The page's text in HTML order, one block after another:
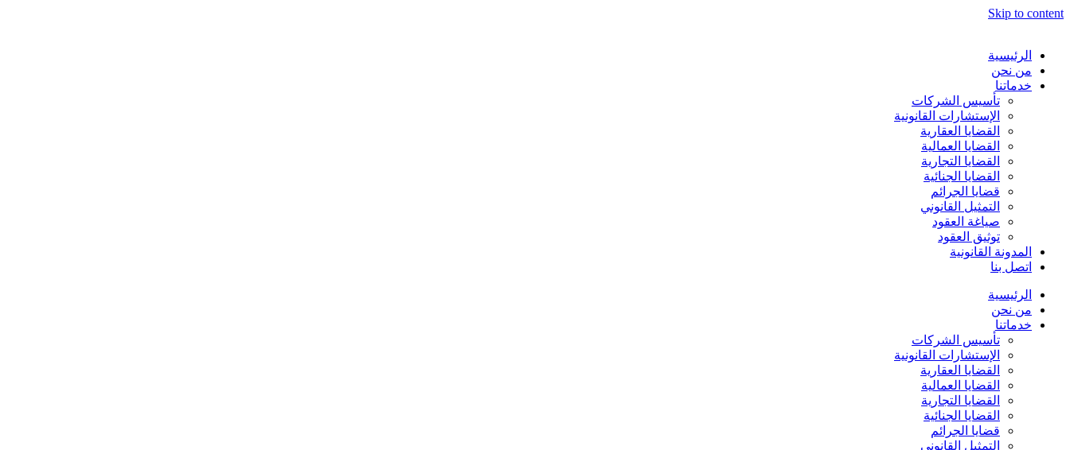
Skip to content
الرئيسية
من نحن
خدماتنا
تأسيس الشركات
الإستشارات القانونية
القضايا العقارية
القضايا العمالية
القضايا التجارية
القضايا الجنائية
قضايا الجرائم
التمثيل القانوني
صياغة العقود
توثيق العقود
المدونة القانونية
اتصل بنا
الرئيسية
من نحن
خدماتنا
تأسيس الشركات
الإستشارات القانونية
القضايا العقارية
القضايا العمالية
القضايا التجارية
القضايا الجنائية
قضايا الجرائم
التمثيل القانوني